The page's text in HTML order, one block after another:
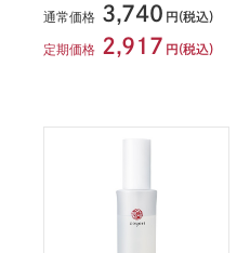
通常価格 3,740 円(税込)
定期価格 2,917 円(税込)